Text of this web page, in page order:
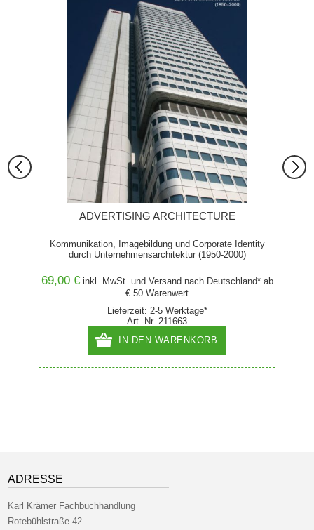
ADVERTISING ARCHITECTURE
Kommunikation, Imagebildung und Corporate Identity
durch Unternehmensarchitektur (1950-2000)
69,00 € inkl. MwSt. und Versandnach Deutschland* ab
€ 50 Warenwert
Lieferzeit: 2-5 Werktage*
Art.-Nr. 211663
IN DEN WARENKORB
ADRESSE
Karl Krämer Fachbuchhandlung
Rotebühlstraße 42